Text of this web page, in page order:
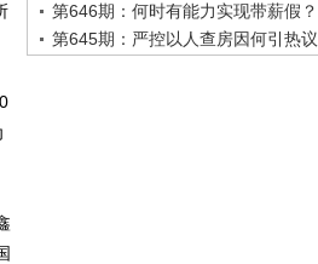
第646期：何时有能力实现带薪假？
第645期：严控以人查房因何引热议